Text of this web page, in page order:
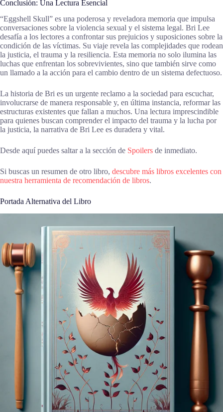
Conclusión: Una Lectura Esencial
“Eggshell Skull” es una poderosa y reveladora memoria que impulsa
conversaciones sobre la violencia sexual y el sistema legal. Bri Lee
desafía a los lectores a confrontar sus prejuicios y suposiciones sobre la
condición de las víctimas. Su viaje revela las complejidades que rodean
la justicia, el trauma y la resiliencia. Esta memoria no solo ilumina las
luchas que enfrentan los sobrevivientes, sino que también sirve como
un llamado a la acción para el cambio dentro de un sistema defectuoso.
La historia de Bri es un urgente reclamo a la sociedad para escuchar,
involucrarse de manera responsable y, en última instancia, reformar las
estructuras existentes que fallan a muchos. Una lectura imprescindible
para quienes buscan comprender el impacto del trauma y la lucha por
la justicia, la narrativa de Bri Lee es duradera y vital.
Desde aquí puedes saltar a la sección de Spoilers de inmediato.
Si buscas un resumen de otro libro, descubre más libros excelentes con
nuestra herramienta de recomendación de libros.
Portada Alternativa del Libro